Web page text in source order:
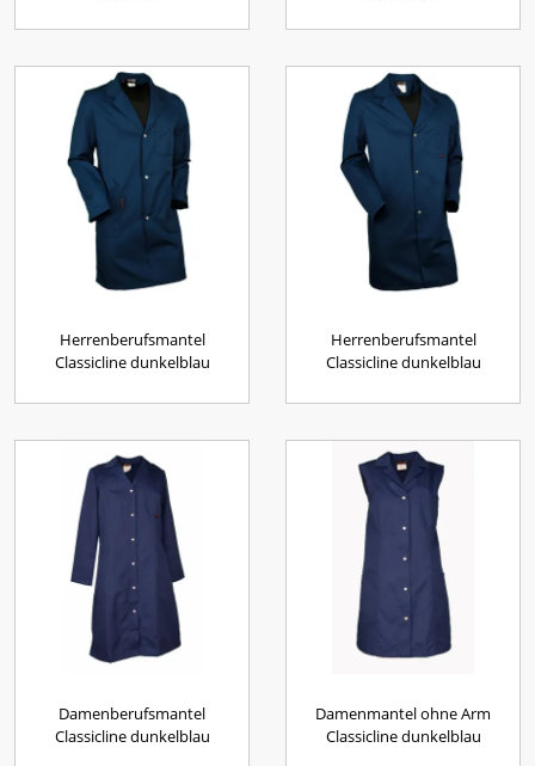
Herrenberufsmantel
Classicline dunkelblau
Herrenberufsmantel
Classicline dunkelblau
Damenberufsmantel
Classicline dunkelblau
Damenmantel ohne Arm
Classicline dunkelblau